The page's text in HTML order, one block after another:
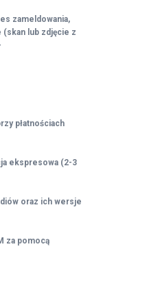
zameldowania,
lub zdjęcie z
płatnościach
ekspresowa (2-3
oraz ich wersje
za pomocą